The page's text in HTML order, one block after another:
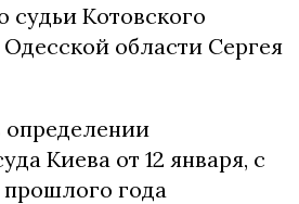
судьи Котовского
области Сергея
определении
Киева от 12 января, с
года